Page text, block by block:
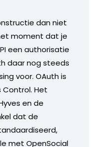
dan niet
moment dat je
een authorisatie
daar nog steeds
voor. OAuth is
Het
en de
dat de
met OpenSocial